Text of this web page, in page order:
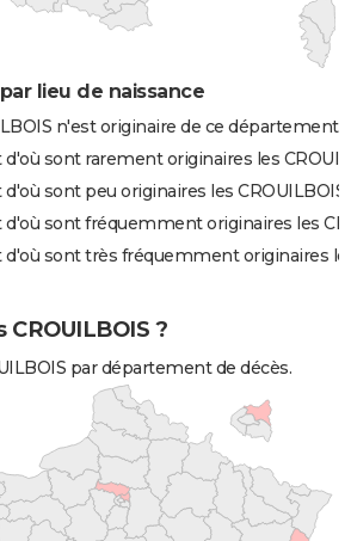
par lieu de naissance
n'est originaire de ce département
sont rarement originaires les
sont peu originaires les CROUILBOIS
sont fréquemment originaires les
sont très fréquemment originaires
?
par département de décès.